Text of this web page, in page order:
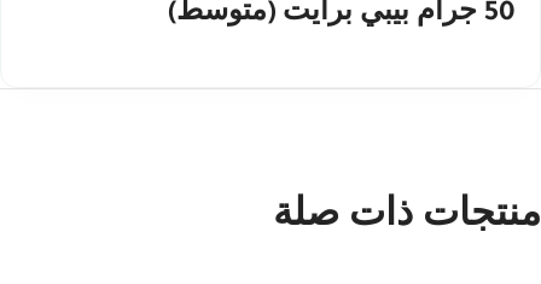
50 جرام بيبي برايت (متوسط)
منتجات ذات صلة